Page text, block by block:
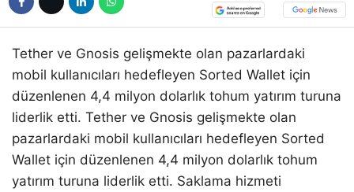
Tether ve Gnosis gelişmekte olan pazarlardaki
mobil kullanıcıları hedefleyen Sorted Wallet için
düzenlenen 4,4 milyon dolarlık tohum yatırım turuna
liderlik etti. Tether ve Gnosis gelişmekte olan
pazarlardaki mobil kullanıcıları hedefleyen Sorted
Wallet için düzenlenen 4,4 milyon dolarlık tohum
yatırım turuna liderlik etti. Saklama hizmeti